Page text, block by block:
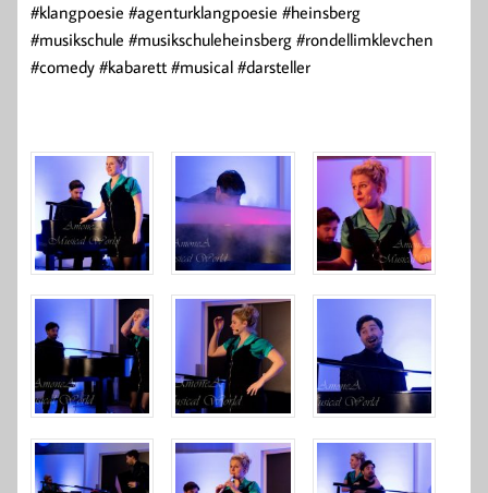
#klangpoesie #agenturklangpoesie #heinsberg
#musikschule #musikschuleheinsberg #rondellimklevchen
#comedy #kabarett #musical #darsteller